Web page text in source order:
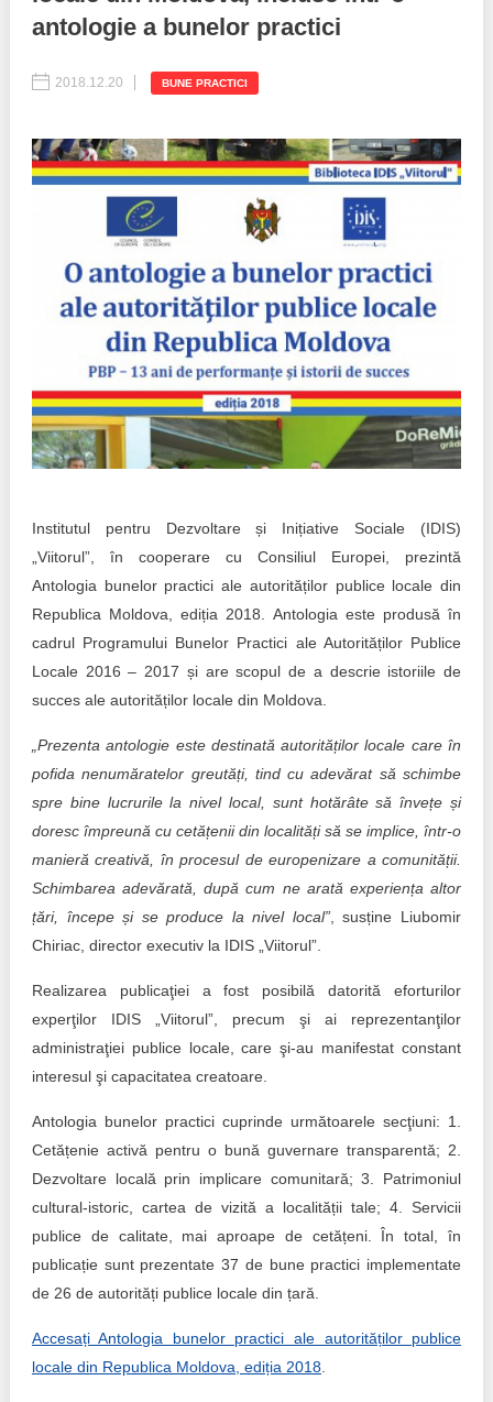
Inițiative în derulare
Inițiative desfășurate
Manual de proceduri
Note & poziții​
Organigrama IDIS
Consiliul consulativ internațional IDIS
Politici regionale
Bunele practici
Laborator sociometric
Transparența guvernării locale
People Watch
Proces democratic
Agenda Națională de Business
Puterea hibridă
15 minute de realism economic
Aplică la BUNELE PRACTICI
Transparența întreprinderilor de stat
Cele mai bune și cele mai proaste politici locale din
Democrația, independența și transparența instituțiilor
publice-cheie din Moldova
Achiziții publice
Achizițiile publice în vizorul societății civile
antologie a bunelor practici
2018.12.20 BUNE PRACTICI
Institutul pentru Dezvoltare și Inițiative Sociale (IDIS)
„Viitorul”, în cooperare cu Consiliul Europei, prezintă
Antologia bunelor practici ale autorităților publice locale din
Republica Moldova, ediția 2018. Antologia este produsă în
cadrul Programului Bunelor Practici ale Autorităților Publice
Locale 2016 – 2017 și are scopul de a descrie istoriile de
succes ale autorităților locale din Moldova.
„Prezenta antologie este destinată autorităților locale care în
pofida nenumăratelor greutăți, tind cu adevărat să schimbe
spre bine lucrurile la nivel local, sunt hotărâte să învețe și
doresc împreună cu cetățenii din localități să se implice, într-o
manieră creativă, în procesul de europenizare a comunității.
Schimbarea adevărată, după cum ne arată experiența altor
țări, începe și se produce la nivel local”, susține Liubomir
Chiriac, director executiv la IDIS „Viitorul”.
Realizarea publicaţiei a fost posibilă datorită eforturilor
experţilor IDIS „Viitorul”, precum şi ai reprezentanţilor
administraţiei publice locale, care şi-au manifestat constant
interesul şi capacitatea creatoare.
Antologia bunelor practici cuprinde următoarele secţiuni: 1.
Cetățenie activă pentru o bună guvernare transparentă; 2.
Dezvoltare locală prin implicare comunitară; 3. Patrimoniul
cultural-istoric, cartea de vizită a localității tale; 4. Servicii
publice de calitate, mai aproape de cetățeni. În total, în
publicație sunt prezentate 37 de bune practici implementate
de 26 de autorități publice locale din țară.
Accesați Antologia bunelor practici ale autorităților publice
locale din Republica Moldova, ediția 2018.